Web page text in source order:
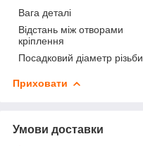
Вага деталі
Відстань між отворами
кріплення
Посадковий діаметр різьби
Приховати
Умови доставки